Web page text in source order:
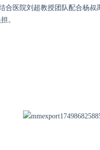
医院刘超教授团队配合杨
。